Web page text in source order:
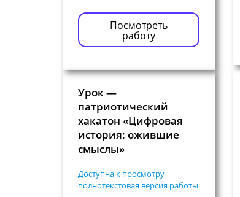
Посмотреть
работу
Урок —
патриотический
хакатон «Цифровая
история: ожившие
смыслы»
Доступна к просмотру
полнотекстовая версия работы